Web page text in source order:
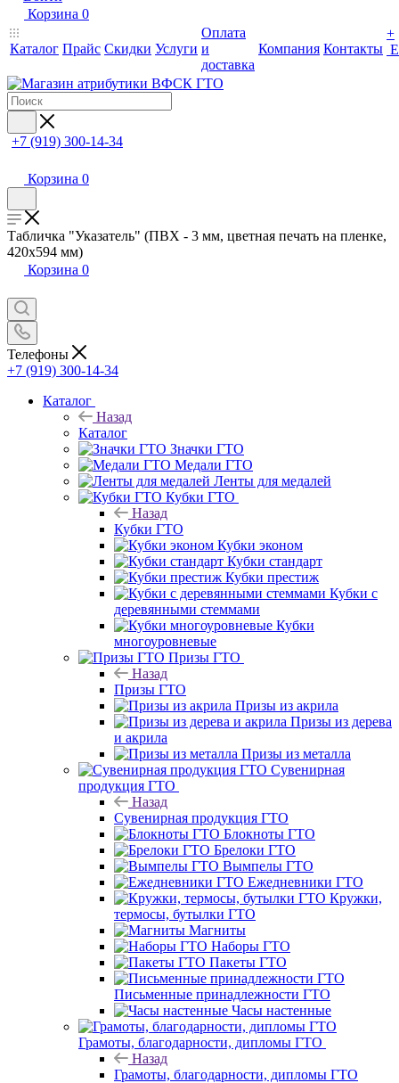
Корзина 0
Каталог Прайс Скидки Услуги
Оплата
и
доставка
Компания Контакты
+
+7 (919) 300-14-34
Корзина 0
Табличка "Указатель" (ПВХ - 3 мм, цветная печать на пленке,
420х594 мм)
Корзина 0
Телефоны
+7 (919) 300-14-34
Каталог
Назад
Каталог
Значки ГТО
Медали ГТО
Ленты для медалей
Кубки ГТО
Назад
Кубки ГТО
Кубки эконом
Кубки стандарт
Кубки престиж
Кубки с
деревянными стеммами
Кубки
многоуровневые
Призы ГТО
Назад
Призы ГТО
Призы из акрила
Призы из дерева
и акрила
Призы из металла
Сувенирная
продукция ГТО
Назад
Сувенирная продукция ГТО
Блокноты ГТО
Брелоки ГТО
Вымпелы ГТО
Ежедневники ГТО
Кружки,
термосы, бутылки ГТО
Магниты
Наборы ГТО
Пакеты ГТО
Письменные принадлежности ГТО
Часы настенные
Грамоты, благодарности, дипломы ГТО
Назад
Грамоты, благодарности, дипломы ГТО